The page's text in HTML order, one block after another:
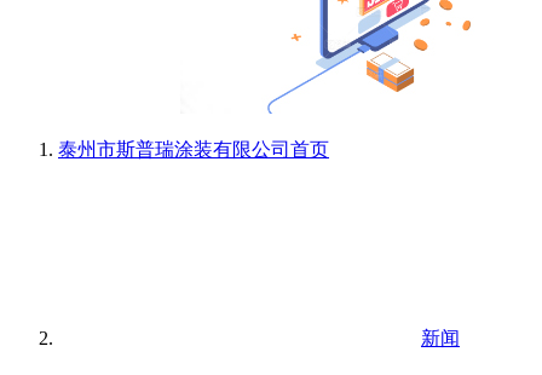
泰州市斯普瑞涂装有限公司 首页
新闻